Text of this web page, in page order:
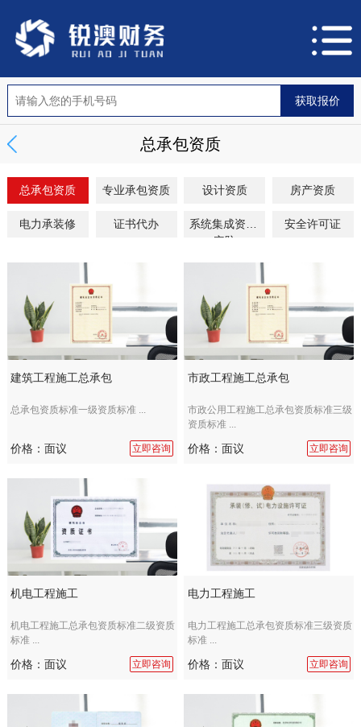
总承包资质
总承包资质 专业承包资质 设计资质 房产资质
电力承装修 证书代办
系统集成资质/
安防
安全许可证
建筑工程施工总承包
总承包资质标准一级资质标准 ...
价格：面议 立即咨询
市政工程施工总承包
市政公用工程施工总承包资质标准三级
资质标准 ...
价格：面议 立即咨询
机电工程施工
机电工程施工总承包资质标准二级资质
标准 ...
价格：面议 立即咨询
电力工程施工
电力工程施工总承包资质标准三级资质
标准 ...
价格：面议 立即咨询